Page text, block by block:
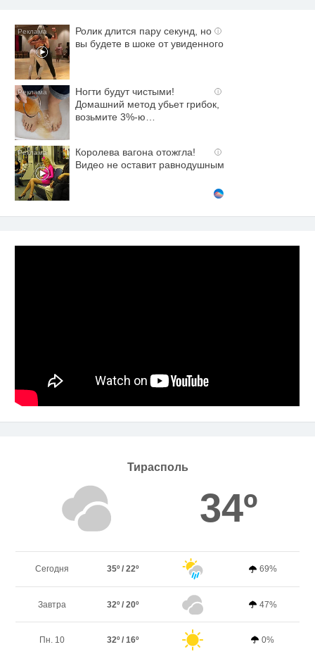
i
Ролик длится пару секунд, но
вы будете в шоке от увиденного
i
Ногти будут чистыми!
Домашний метод убьет грибок,
возьмите 3%-ю…
i
Королева вагона отожгла!
Видео не оставит равнодушным
Тирасполь
34º
Сегодня 35º / 22º 69%
Завтра 32º / 20º 47%
Пн. 10 32º / 16º 0%